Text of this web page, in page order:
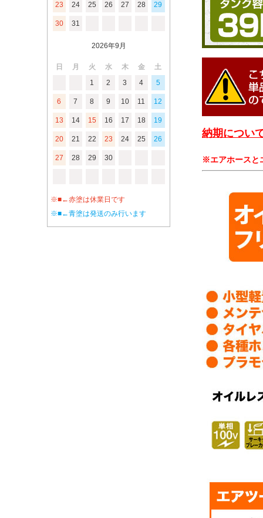
23 24 25 26 27 28 29
30 31
2026年9月
日 月 火 水 木 金
土
1
2 3 4 5
6 7 8 9 10 11 12
13 14 15 16 17 18 19
20 21 22 23 24 25 26
27 28 29 30
※■←赤塗は休業日です
※■←青塗は発送のみ行います
納期につい
※エアホースと